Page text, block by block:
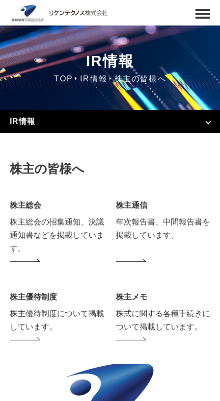
IR情報
TOP IR情報 株主の皆様へ
IR情報
株主の皆様へ
株主総会
株主総会の招集通知、決議
通知書などを掲載していま
す。
株主通信
年次報告書、中間報告書を
掲載しています。
株主優待制度
株主優待制度について掲載
しています。
株主メモ
株式に関する各種手続きに
ついて掲載しています。